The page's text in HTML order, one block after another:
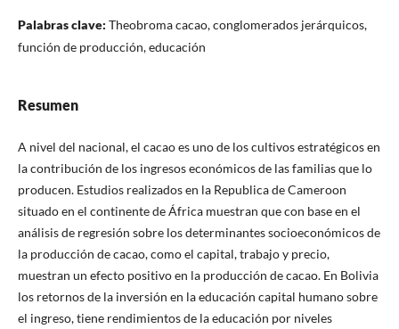
Palabras clave: Theobroma cacao, conglomerados jerárquicos,
función de producción, educación
Resumen
A nivel del nacional, el cacao es uno de los cultivos estratégicos en
la contribución de los ingresos económicos de las familias que lo
producen. Estudios realizados en la Republica de Cameroon
situado en el continente de África muestran que con base en el
análisis de regresión sobre los determinantes socioeconómicos de
la producción de cacao, como el capital, trabajo y precio,
muestran un efecto positivo en la producción de cacao. En Bolivia
los retornos de la inversión en la educación capital humano sobre
el ingreso, tiene rendimientos de la educación por niveles